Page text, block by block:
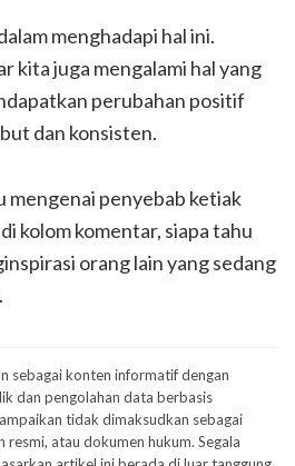
menghadapi hal ini.
kita juga mengalami hal yang
perubahan positif
dan konsisten.
mengenai penyebab ketiak
kolom komentar, siapa tahu
orang lain yang sedang
sebagai konten informatif dengan
dan pengolahan data berbasis
tidak dimaksudkan sebagai
atau dokumen hukum. Segala